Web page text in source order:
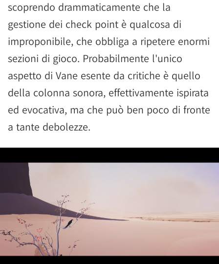
scoprendo drammaticamente che la
gestione dei check point è qualcosa di
improponibile, che obbliga a ripetere enormi
sezioni di gioco. Probabilmente l'unico
aspetto di Vane esente da critiche è quello
della colonna sonora, effettivamente ispirata
ed evocativa, ma che può ben poco di fronte
a tante debolezze.